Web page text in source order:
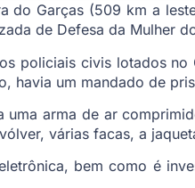
do Garças (509 km a
de Defesa da Mulher
policiais civis lotados
havia um mandado de
arma de ar
várias facas, a
bem como é